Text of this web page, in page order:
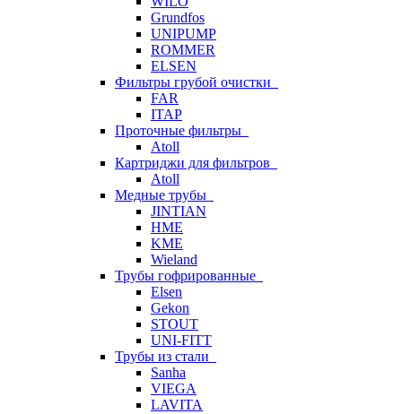
Grundfos
UNIPUMP
ROMMER
ELSEN
Фильтры грубой очистки
FAR
ITAP
Проточные фильтры
Atoll
Картриджи для фильтров
Atoll
Медные трубы
JINTIAN
HME
KME
Wieland
Трубы гофрированные
Elsen
Gekon
STOUT
UNI-FITT
Трубы из стали
Sanha
VIEGA
LAVITA